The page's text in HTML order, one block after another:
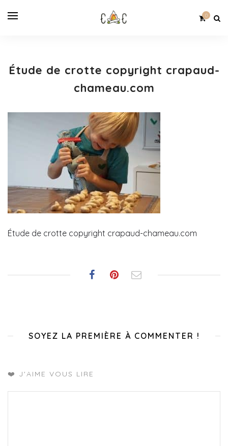
0
Étude de crotte copyright crapaud-
chameau.com
Étude de crotte copyright crapaud-chameau.com
SOYEZ LA PREMIÈRE À COMMENTER !
❤️ J'AIME VOUS LIRE